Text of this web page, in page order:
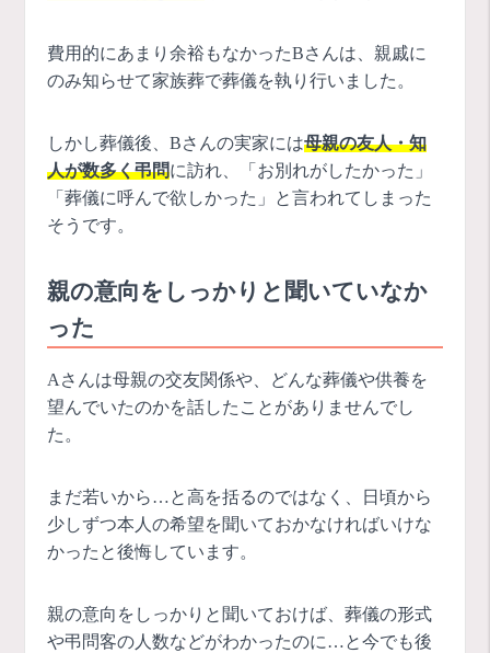
費用的にあまり余裕もなかったBさんは、親戚に
のみ知らせて家族葬で葬儀を執り行いました。
しかし葬儀後、Bさんの実家には母親の友人・知
人が数多く弔問に訪れ、「お別れがしたかった」
「葬儀に呼んで欲しかった」と言われてしまった
そうです。
親の意向をしっかりと聞いていなか
った
Aさんは母親の交友関係や、どんな葬儀や供養を
望んでいたのかを話したことがありませんでし
た。
まだ若いから…と高を括るのではなく、日頃から
少しずつ本人の希望を聞いておかなければいけな
かったと後悔しています。
親の意向をしっかりと聞いておけば、葬儀の形式
や弔問客の人数などがわかったのに…と今でも後